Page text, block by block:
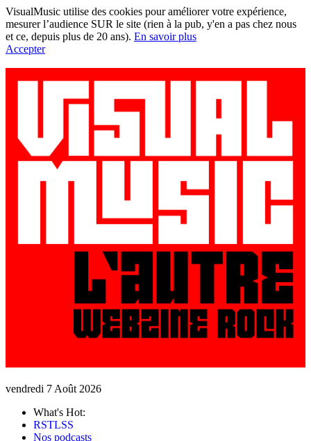
VisualMusic utilise des cookies pour améliorer votre expérience,
mesurer l’audience SUR le site (rien à la pub, y'en a pas chez nous
et ce, depuis plus de 20 ans). En savoir plus
Accepter
vendredi 7 Août 2026
What's Hot:
RSTLSS
Nos podcasts